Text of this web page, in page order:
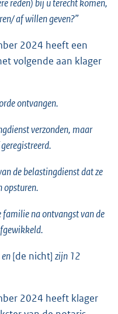
reden) bij u terecht komen,
af willen geven?”
2024 heeft een
volgende aan klager
ontvangen.
verzonden, maar
de belastingdienst dat ze
opsturen.
familie na ontvangst van de
en[de nicht] zijn 12
2024 heeft klager